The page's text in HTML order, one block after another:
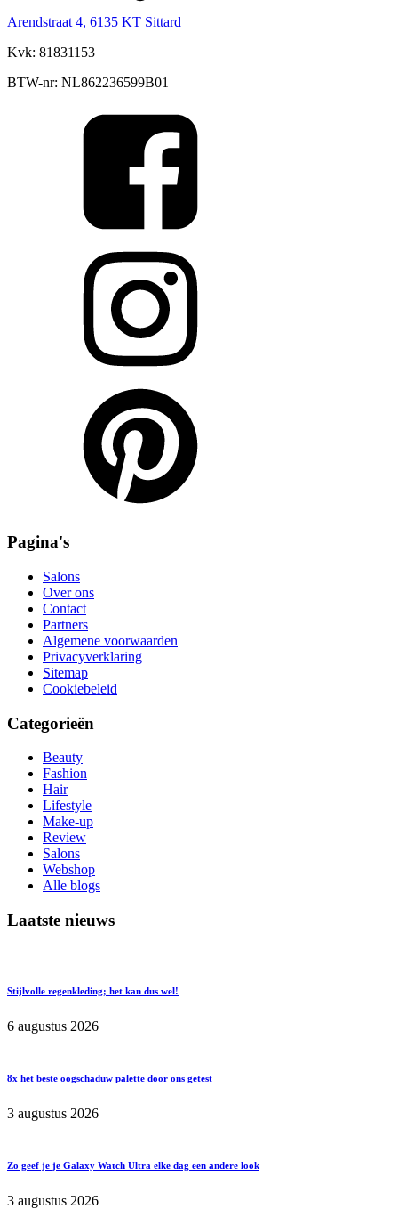
Arendstraat 4, 6135 KT Sittard
Kvk: 81831153
BTW-nr: NL862236599B01
Pagina's
Salons
Over ons
Contact
Partners
Algemene voorwaarden
Privacyverklaring
Sitemap
Cookiebeleid
Categorieën
Beauty
Fashion
Hair
Lifestyle
Make-up
Review
Salons
Webshop
Alle blogs
Laatste nieuws
Stijlvolle regenkleding; het kan dus wel!
6 augustus 2026
8x het beste oogschaduw palette door ons getest
3 augustus 2026
Zo geef je je Galaxy Watch Ultra elke dag een andere look
3 augustus 2026